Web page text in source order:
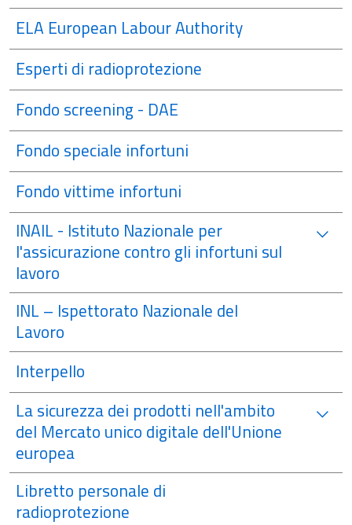
ELA European Labour Authority
Esperti di radioprotezione
Fondo screening - DAE
Fondo speciale infortuni
Fondo vittime infortuni
INAIL - Istituto Nazionale per
l'assicurazione contro gli infortuni sul
lavoro
INL – Ispettorato Nazionale del
Lavoro
Interpello
La sicurezza dei prodotti nell'ambito
del Mercato unico digitale dell'Unione
europea
Libretto personale di
radioprotezione